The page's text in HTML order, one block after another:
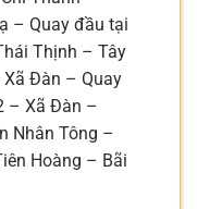
– Quay đầu tại
Thịnh – Tây
Đàn – Quay
– Xã Đàn –
Nhân Tông –
Hoàng – Bãi